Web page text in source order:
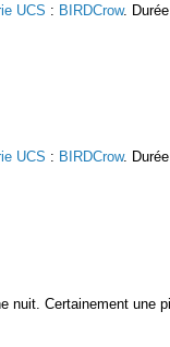
UCS : BIRDCrow.
UCS : BIRDCrow.
nuit. Certainement une